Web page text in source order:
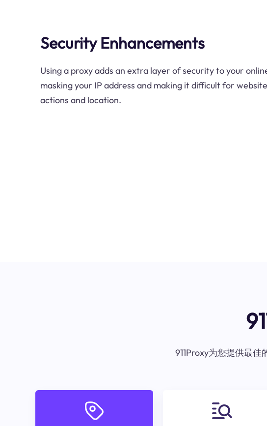
Security Enhancements
Using a proxy adds an extra layer of security to your
masking your IP address and making it difficult for
actions and location.
911Proxy为您提供最